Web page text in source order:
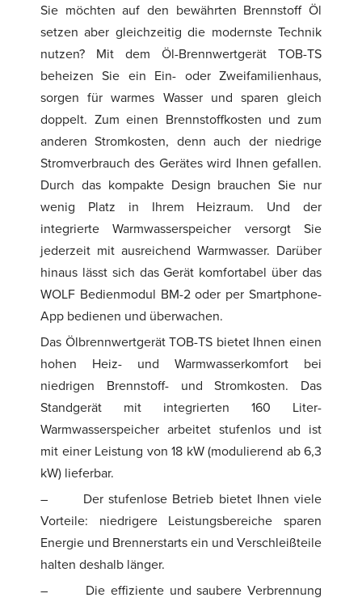
Sie möchten auf den bewährten Brennstoff Öl
setzen aber gleichzeitig die modernste Technik
nutzen? Mit dem Öl-Brennwertgerät TOB-TS
beheizen Sie ein Ein- oder Zweifamilienhaus,
sorgen für warmes Wasser und sparen gleich
doppelt. Zum einen Brennstoffkosten und zum
anderen Stromkosten, denn auch der niedrige
Stromverbrauch des Gerätes wird Ihnen gefallen.
Durch das kompakte Design brauchen Sie nur
wenig Platz in Ihrem Heizraum. Und der
integrierte Warmwasserspeicher versorgt Sie
jederzeit mit ausreichend Warmwasser. Darüber
hinaus lässt sich das Gerät komfortabel über das
WOLF Bedienmodul BM-2 oder per Smartphone-
App bedienen und überwachen.
Das Ölbrennwertgerät TOB-TS bietet Ihnen einen
hohen Heiz- und Warmwasserkomfort bei
niedrigen Brennstoff- und Stromkosten. Das
Standgerät mit integrierten 160 Liter-
Warmwasserspeicher arbeitet stufenlos und ist
mit einer Leistung von 18 kW (modulierend ab 6,3
kW) lieferbar.
– Der stufenlose Betrieb bietet Ihnen viele
Vorteile: niedrigere Leistungsbereiche sparen
Energie und Brennerstarts ein und Verschleißteile
halten deshalb länger.
– Die effiziente und saubere Verbrennung